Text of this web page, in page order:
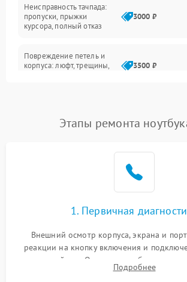
Сеть и интернет
Неисправность тачпада:
пропуски, прыжки
курсора, полный отказ
3000 ₽
Повреждение петель и
корпуса: люфт, трещины,
3500 ₽
невозможность зарядки,
2500 ₽
2000 ₽
Перегрев из‑за пыли,
неисправности кулера
Выход из строя SSD или
HDD: медленная загрузка,
Этапы ремонта
1. Первичная
Внешний осмотр корпуса, экрана и
реакции на кнопку включения и
устройства. Оценка потребления
лабораторного блока питания для
Подробнее